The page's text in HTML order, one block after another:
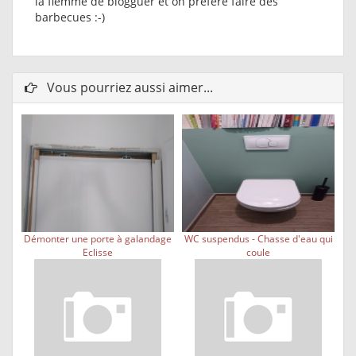
barbecues :-)
Vous pourriez aussi aimer...
Démonter une porte à galandage
Eclisse
WC suspendus - Chasse d'eau qui
coule